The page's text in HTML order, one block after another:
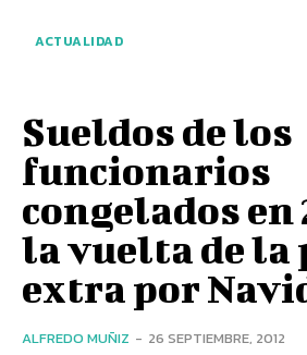
ACTUALIDAD
Sueldos de los
funcionarios
congelados en
la vuelta de la
extra por
ALFREDO MUÑIZ - 26 SEPTIEMBRE, 2012